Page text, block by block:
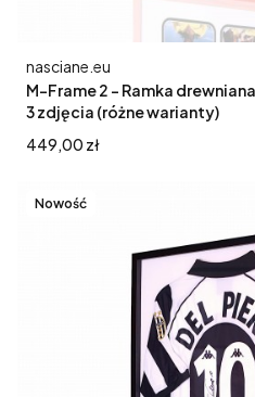
M-Frame 2 - Ramka
3 zdjęcia (różne warianty)
Producent
nasciane.eu
Cena
449,00 zł
Nowość